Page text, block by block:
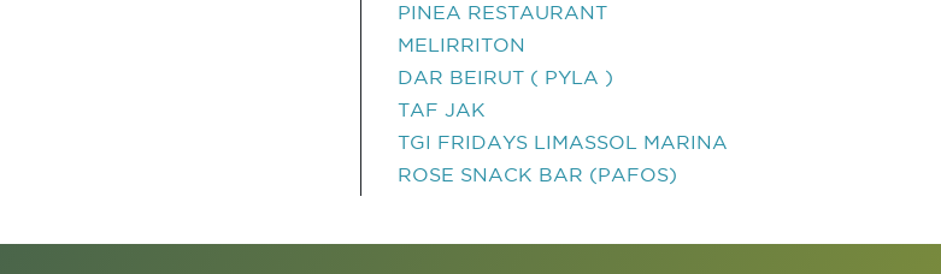
PINEA RESTAURANT
MELIRRITON
DAR BEIRUT ( PYLA )
TAF JAK
TGI FRIDAYS LIMASSOL MARINA
ROSE SNACK BAR (PAFOS)